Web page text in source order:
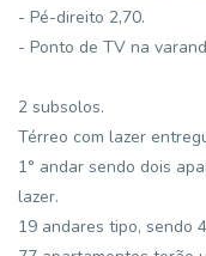
- Pé-direito 2,70.
- Ponto de TV na
2 subsolos.
Térreo com lazer
1° andar sendo dois
lazer.
19 andares tipo, sendo